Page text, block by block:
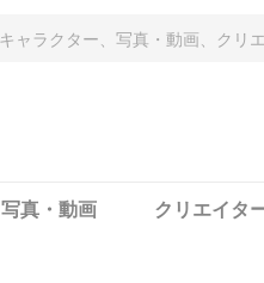
写真・動画 クリエイタ